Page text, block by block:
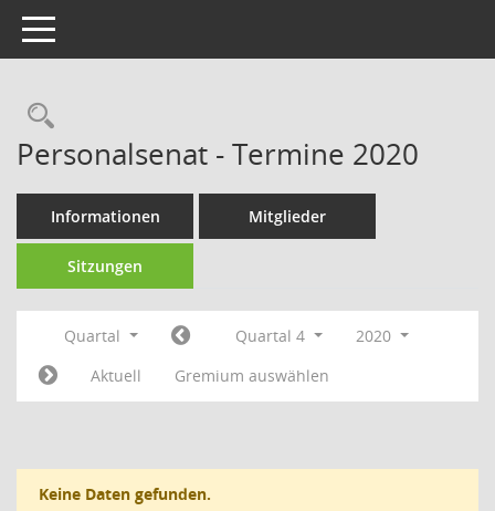
Toggle navigation
Rechercheauswahl
Personalsenat - Termine 2020
Informationen Mitglieder
Sitzungen
Quartal Quartal 4
2020
Aktuell
Gremium auswählen
Keine Daten gefunden.